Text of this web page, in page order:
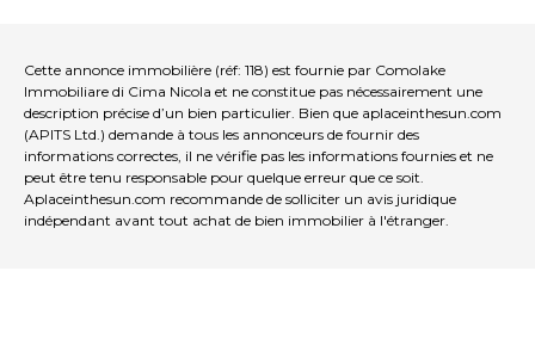
Résidence secondaire pour des locations à court
terme.
Cette annonce immobilière (réf: 118) est fournie par Comolake
Immobiliare di Cima Nicola et ne constitue pas nécessairement une
description précise d’un bien particulier. Bien que aplaceinthesun.com
(APITS Ltd.) demande à tous les annonceurs de fournir des
informations correctes, il ne vérifie pas les informations fournies et ne
peut être tenu responsable pour quelque erreur que ce soit.
Aplaceinthesun.com recommande de solliciter un avis juridique
indépendant avant tout achat de bien immobilier à l'étranger.